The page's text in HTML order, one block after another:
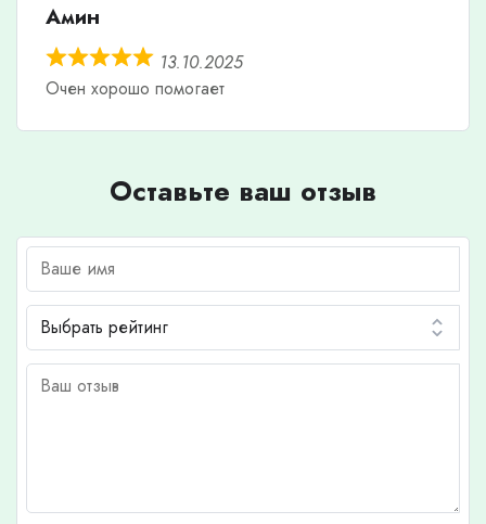
Амин
13.10.2025
Очен хорошо помогает
Оставьте ваш отзыв